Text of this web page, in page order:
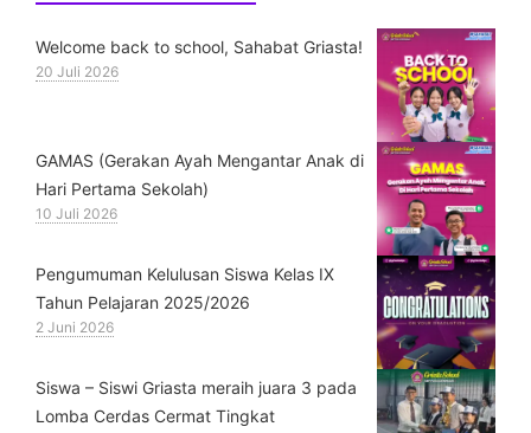
Welcome back to school, Sahabat Griasta!
20 Juli 2026
GAMAS (Gerakan Ayah Mengantar Anak di
Hari Pertama Sekolah)
10 Juli 2026
Pengumuman Kelulusan Siswa Kelas IX
Tahun Pelajaran 2025/2026
2 Juni 2026
Siswa – Siswi Griasta meraih juara 3 pada
Lomba Cerdas Cermat Tingkat